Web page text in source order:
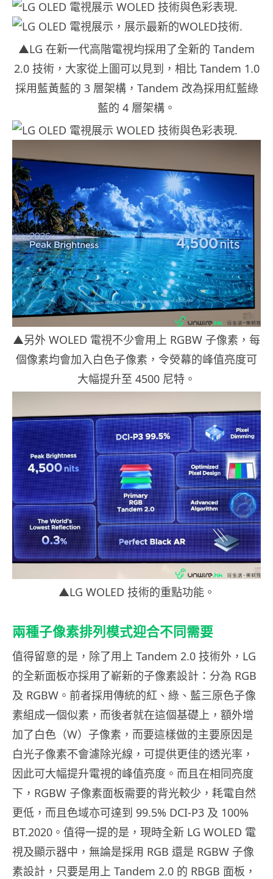
▲LG 在新一代高階電視均採用了全新的 Tandem
2.0 技術，大家從上圖可以見到，相比 Tandem 1.0
採用藍黃藍的 3 層架構，Tandem 改為採用紅藍綠
藍的 4 層架構。
▲另外 WOLED 電視不少會用上 RGBW 子像素，每
個像素均會加入白色子像素，令熒幕的峰值亮度可
大幅提升至 4500 尼特。
▲LG WOLED 技術的重點功能。
兩種子像素排列模式迎合不同需要
值得留意的是，除了用上 Tandem 2.0 技術外，LG
的全新面板亦採用了嶄新的子像素設計：分為 RGB
及 RGBW。前者採用傳統的紅、綠、藍三原色子像
素組成一個似素，而後者就在這個基礎上，額外增
加了白色（W）子像素，而要這樣做的主要原因是
白光子像素不會濾除光線，可提供更佳的透光率，
因此可大幅提升電視的峰值亮度。而且在相同亮度
下，RGBW 子像素面板需要的背光較少，耗電自然
更低，而且色域亦可達到 99.5% DCI-P3 及 100%
BT.2020。值得一提的是，現時全新 LG WOLED 電
視及顯示器中，無論是採用 RGB 還是 RGBW 子像
素設計，只要是用上 Tandem 2.0 的 RBGB 面板，